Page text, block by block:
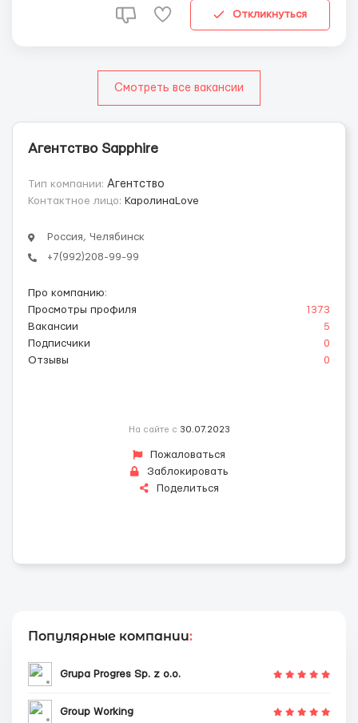
Откликнуться
Смотреть все вакансии
Агентство Sapphire
Тип компании: Агентство
Контактное лицо: КаролинаLove
Россия, Челябинск
+7(992)208-99-99
Про компанию:
Просмотры профиля
1373
Вакансии
5
Подписчики
0
Отзывы
0
На сайте с 30.07.2023
Пожаловаться
Заблокировать
Поделиться
Популярные компании:
Grupa Progres Sp. z o.o.
Group Working